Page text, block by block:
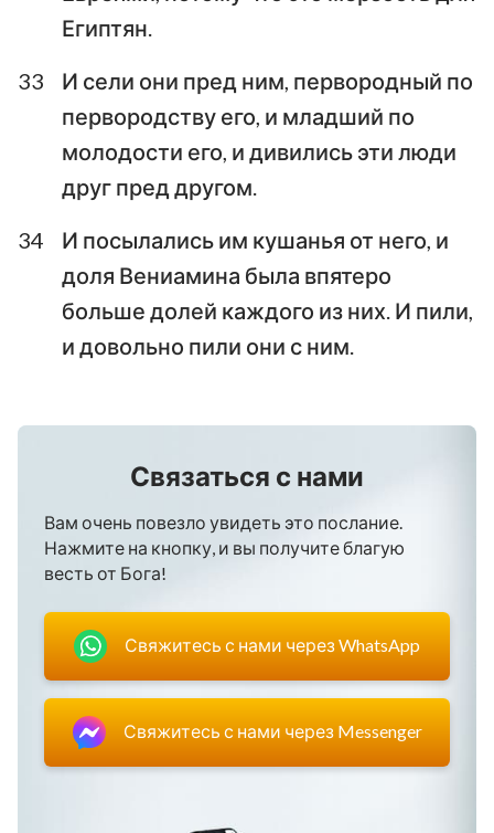
Египтян.
33
И сели они пред ним, первородный по
первородству его, и младший по
молодости его, и дивились эти люди
друг пред другом.
34
И посылались им кушанья от него, и
доля Вениамина была впятеро
больше долей каждого из них. И пили,
и довольно пили они с ним.
Связаться с нами
Вам очень повезло увидеть это послание.
Нажмите на кнопку, и вы получите благую
весть от Бога!
Свяжитесь с нами через WhatsApp
Свяжитесь с нами через Messenger